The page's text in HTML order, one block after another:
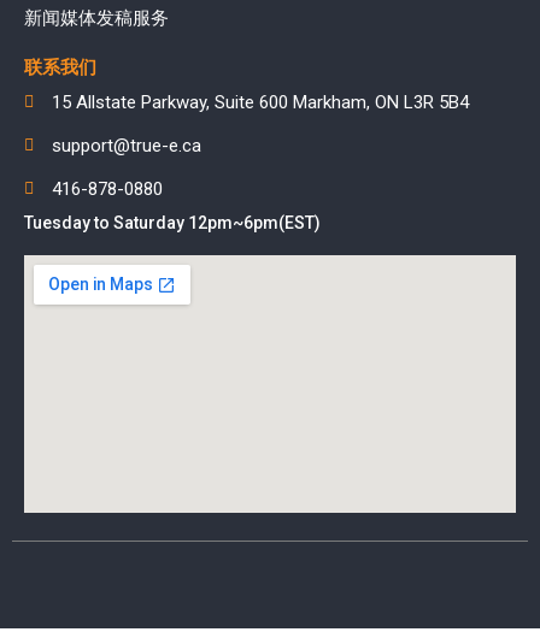
新闻媒体发稿服务
联系我们
15 Allstate Parkway, Suite 600 Markham, ON L3R 5B4
support@true-e.ca
416-878-0880
Tuesday to Saturday 12pm~6pm(EST)